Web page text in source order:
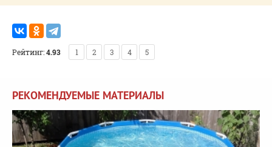
Рейтинг:4.93 1 2 3 4 5
РЕКОМЕНДУЕМЫЕ МАТЕРИАЛЫ